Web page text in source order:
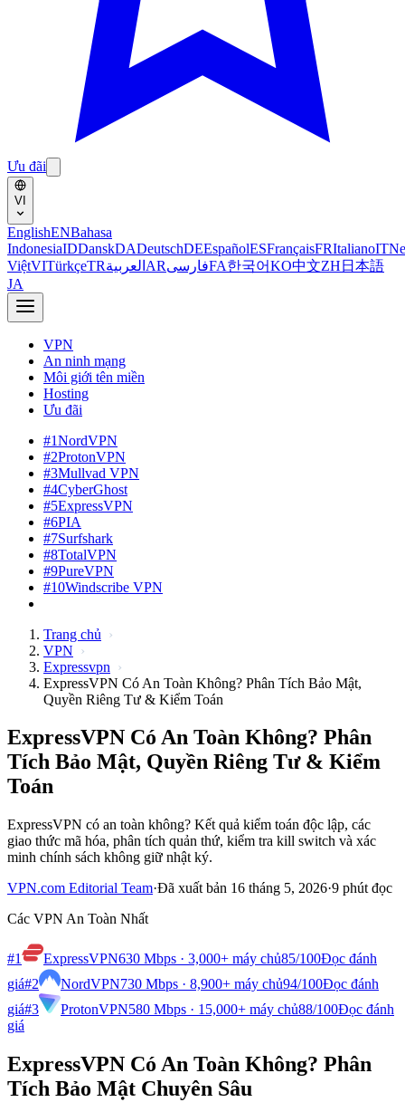
Ưu đãi
VI
EnglishENBahasa
IndonesiaIDDanskDADeutschDEEspañolESFrançaisFRItalianoIT
ViệtVITürkçeTRالعربية ARفارسیFA한국어KO中文ZH 日本語
JA
VPN
An ninh mạng
Môi giới tên miền
Hosting
Ưu đãi
#1NordVPN
#2ProtonVPN
#3Mullvad VPN
#4CyberGhost
#5ExpressVPN
#6PIA
#7Surfshark
#8TotalVPN
#9PureVPN
#10Windscribe VPN
Trang chủ
VPN
Expressvpn
ExpressVPN Có An Toàn Không? Phân Tích Bảo Mật,
Quyền Riêng Tư & Kiểm Toán
ExpressVPN Có An Toàn Không? Phân
Tích Bảo Mật, Quyền Riêng Tư & Kiểm
Toán
ExpressVPN có an toàn không? Kết quả kiểm toán độc lập, các
giao thức mã hóa, phân tích quản thứ, kiểm tra kill switch và xác
minh chính sách không giữ nhật ký.
VPN.com Editorial Team·Đã xuất bản 16 tháng 5, 2026·9 phút đọc
Các VPN An Toàn Nhất
#1 ExpressVPN630 Mbps · 3,000+ máy chủ85/100Đọc đánh
giá#2 NordVPN730 Mbps · 8,900+ máy chủ94/100Đọc đánh
giá#3 ProtonVPN580 Mbps · 15,000+ máy chủ88/100Đọc đánh
giá
ExpressVPN Có An Toàn Không? Phân
Tích Bảo Mật Chuyên Sâu